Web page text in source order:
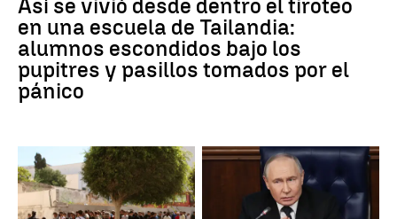
Así se vivió desde dentro el tiroteo
en una escuela de Tailandia:
alumnos escondidos bajo los
pupitres y pasillos tomados por el
pánico